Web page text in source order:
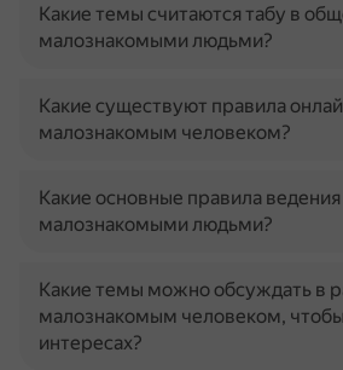
Какие темы считаются табу в
малознакомыми людьми?
Какие существуют правила
малознакомым человеком?
Какие основные правила
малознакомыми людьми?
Какие темы можно обсуждать в
малознакомым человеком, чтобы
интересах?